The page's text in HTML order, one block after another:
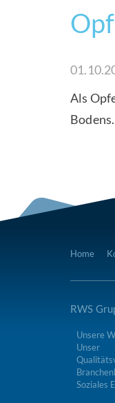
Als
Home
RWS
Unsere
Unser
Soziales